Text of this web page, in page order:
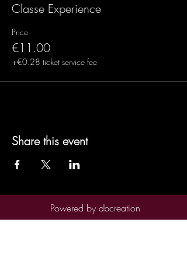
Classe Experience
Price
€11.00
+€0.28 ticket service fee
Share this event
Powered bydbcreation